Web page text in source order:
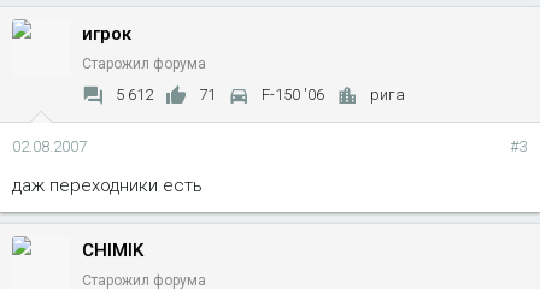
игрок
Старожил форума
5 612 71 F-150 '06 рига
02.08.2007 #3
даж переходники есть
CHIMIK
Старожил форума